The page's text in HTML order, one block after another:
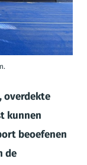
overdekte
kunnen
beoefenen
de